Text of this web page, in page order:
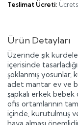
Teslimat Ücreti:
Ürün Detayları
Üzerinde şık
içerisinde
şoklanmış
adet mantar ev ve
şapkalı erkek bebek
ofis ortamlarının
içinde, kurutulmuş